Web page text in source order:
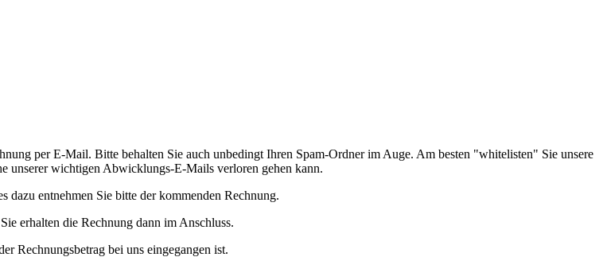
per E-Mail. Bitte behalten Sie auch unbedingt Ihren Spam-Ordner im Auge. Am besten "whitelisten" Sie unsere
unserer wichtigen Abwicklungs-E-Mails verloren gehen kann.
dazu entnehmen Sie bitte der kommenden Rechnung.
erhalten die Rechnung dann im Anschluss.
Rechnungsbetrag bei uns eingegangen ist.